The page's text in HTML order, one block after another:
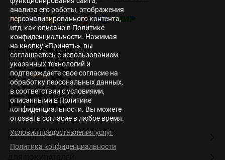
КАТАЛОГ ТОВАРОВ
анализа его работы, отображения
персонализированного контента,
итд, как описано в Политике
конфиденциальности. Нажимая
на кнопку «Принять», вы
соглашаетесь с использованием
указанных технологий и
подтверждаете свое согласие на
обработку персональных данных,
в соответствии с условиями,
описанными в Политике
конфиденциальности. Вы можете
отозвать согласие в любое время.
Условия предоставления услуг
Политика конфиденциальности